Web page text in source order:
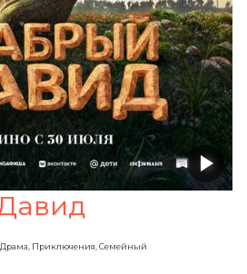
Приключения, Семейный